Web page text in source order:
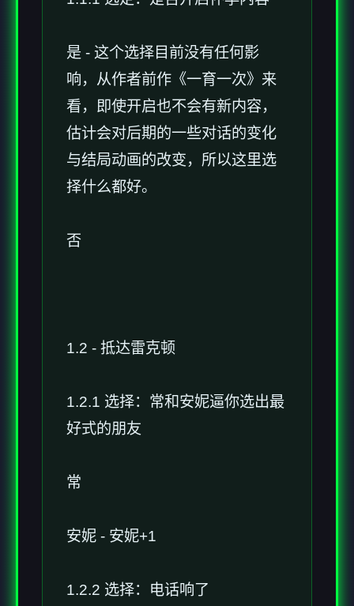
是 - 这个选择目前没有任何影
响，从作者前作《一育一次》来
看，即使开启也不会有新内容，
估计会对后期的一些对话的变化
与结局动画的改变，所以这里选
择什么都好。
否
1.2 - 抵达雷克顿
1.2.1 选择：常和安妮逼你选出最
好式的朋友
常
安妮 - 安妮+1
1.2.2 选择：电话响了